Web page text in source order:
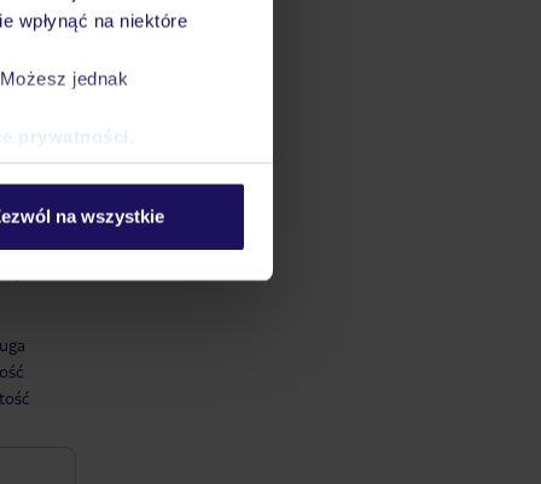
wpłynąć na niektóre
jednak
prywatności
na wszystkie